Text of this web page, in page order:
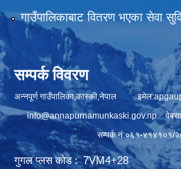
गाउँपालिकाबाट वितरण भएका सेवा
सम्पर्क विवरण
अन्नपूर्ण गाउँपालिका,कास्की,नेपाल इमेल:
info@annapurnamunkaski.gov.np
सम्पर्क नं:०६१-४१४१०१/२/
गुगल प्लस कोड : 7VM4+28